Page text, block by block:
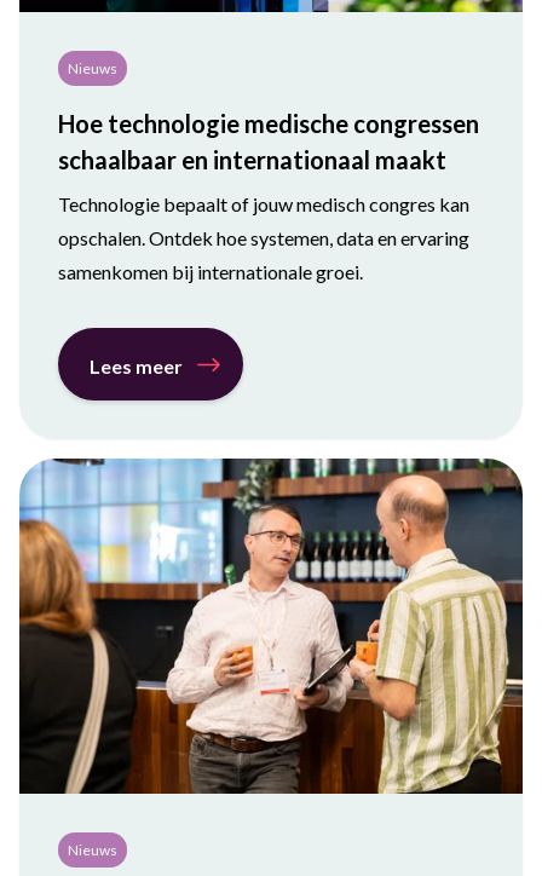
Nieuws
Hoe technologie medische congressen
schaalbaar en internationaal maakt
Technologie bepaalt of jouw medisch congres kan
opschalen. Ontdek hoe systemen, data en ervaring
samenkomen bij internationale groei.
Lees meer
Nieuws